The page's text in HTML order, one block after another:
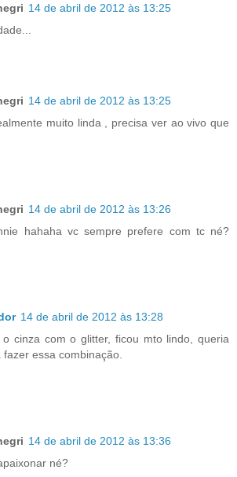
14 de abril de 2012 às 13:25
14 de abril de 2012 às 13:25
muito linda , precisa ver ao vivo que
14 de abril de 2012 às 13:26
hahaha vc sempre prefere com tc né?
14 de abril de 2012 às 13:28
o cinza com o glitter, ficou mto lindo, queria
essa combinação.
14 de abril de 2012 às 13:36
né?